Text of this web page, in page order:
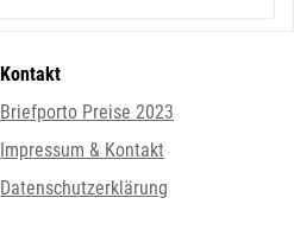
Kontakt
Briefporto Preise 2023
Impressum & Kontakt
Datenschutzerklärung